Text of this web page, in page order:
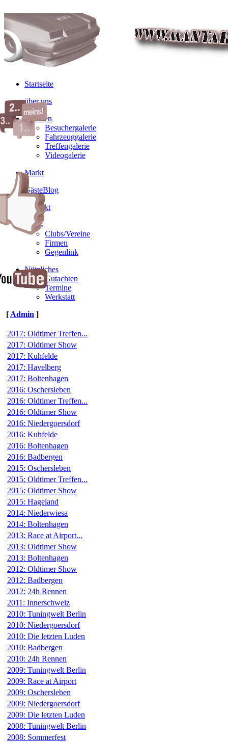
Startseite
über uns
Galerien
Besuchergalerie
Fahrzeuggalerie
Treffengalerie
Videogalerie
Markt
GästeBlog
Kontakt
Links
Clubs/Vereine
Firmen
Gegenlink
Nützliches
Gutachten
Termine
Werkstatt
[ Admin ]
2017: Oldtimer Treffen...
2017: Oldtimer Show
2017: Kuhfelde
2017: Havelberg
2017: Boltenhagen
2016: Oschersleben
2016: Oldtimer Treffen...
2016: Oldtimer Show
2016: Niedergoersdorf
2016: Kuhfelde
2016: Boltenhagen
2016: Badbergen
2015: Oschersleben
2015: Oldtimer Treffen...
2015: Oldtimer Show
2015: Hageland
2014: Niederwiesa
2014: Boltenhagen
2013: Race at Airport...
2013: Oldtimer Show
2013: Boltenhagen
2012: Oldtimer Show
2012: Badbergen
2012: 24h Rennen
2011: Innerschweiz
2010: Tuningwelt Berlin
2010: Niedergoersdorf
2010: Die letzten Luden
2010: Badbergen
2010: 24h Rennen
2009: Tuningwelt Berlin
2009: Race at Airport
2009: Oschersleben
2009: Niedergoersdorf
2009: Die letzten Luden
2008: Tuningwelt Berlin
2008: Sommerfest